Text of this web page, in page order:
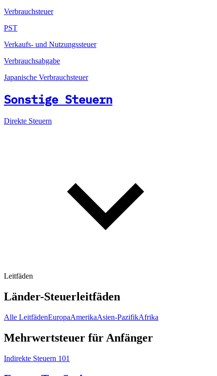
Verbrauchsteuer
PST
Verkaufs- und Nutzungssteuer
Verbrauchsabgabe
Japanische Verbrauchsteuer
Sonstige Steuern
Direkte Steuern
Leitfäden
Länder-Steuerleitfäden
Alle LeitfädenEuropaAmerikaAsien-PazifikAfrika
Mehrwertsteuer für Anfänger
Indirekte Steuern 101